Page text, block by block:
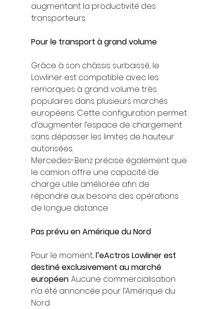
augmentant la productivité des
transporteurs.
Pour le transport à grand volume
Grâce à son châssis surbaissé, le
Lowliner est compatible avec les
remorques à grand volume très
populaires dans plusieurs marchés
européens. Cette configuration permet
d’augmenter l’espace de chargement
sans dépasser les limites de hauteur
autorisées.
Mercedes-Benz précise également que
le camion offre une capacité de
charge utile améliorée afin de
répondre aux besoins des opérations
de longue distance.
Pas prévu en Amérique du Nord
Pour le moment, l’eActros Lowliner est
destiné exclusivement au marché
européen. Aucune commercialisation
n’a été annoncée pour l’Amérique du
Nord.